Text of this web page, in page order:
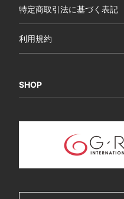
特定商取引法に基づく表記
利用規約
SHOP